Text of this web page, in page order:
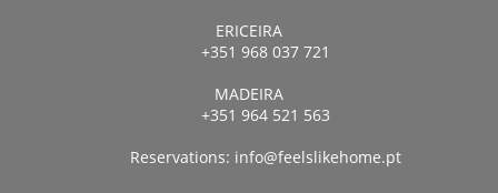
ERICEIRA
+351 968 037 721
MADEIRA
+351 964 521 563
Reservations: info@feelslikehome.pt